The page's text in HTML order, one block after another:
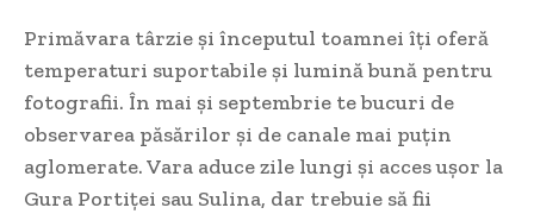
Primăvara târzie și începutul toamnei îți oferă
temperaturi suportabile și lumină bună pentru
fotografii. În mai și septembrie te bucuri de
observarea păsărilor și de canale mai puțin
aglomerate. Vara aduce zile lungi și acces ușor la
Gura Portiței sau Sulina, dar trebuie să fii